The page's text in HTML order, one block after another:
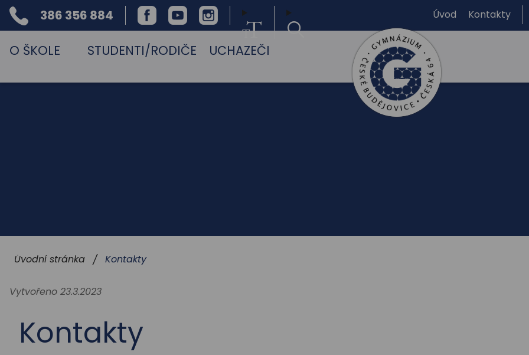
Úvod Kontakty
O ŠKOLE STUDENTI/RODIČE UCHAZEČI
Telefon
386 356 884
FacebookYoutubeInstagram
Úvodní stránka / Kontakty
Vytvořeno 23.3.2023
Kontakty